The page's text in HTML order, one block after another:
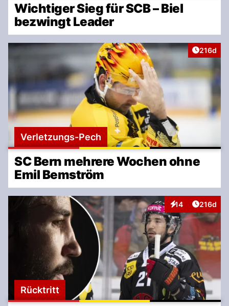
Wichtiger Sieg für SCB – Biel
bezwingt Leader
Artikel
216d
Verletzungs-Pech
SC Bern mehrere Wochen ohne
Emil Bemström
14
Interaktionen
Artikel
216d
Rücktritt